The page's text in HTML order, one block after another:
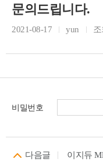
문의드립니다.
2021-08-17 yun
비밀번호
다음글 이지듀